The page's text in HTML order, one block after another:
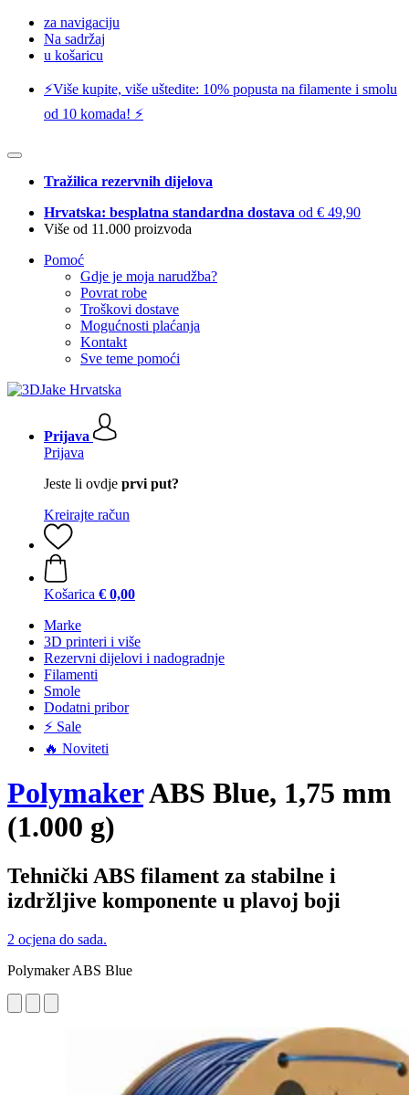
za navigaciju
Na sadržaj
u košaricu
⚡️Više kupite, više uštedite: 10% popusta na filamente i smolu
od 10 komada! ⚡️
Tražilica rezervnih dijelova
Hrvatska: besplatna standardna dostava od € 49,90
Više od 11.000 proizvoda
Pomoć
Gdje je moja narudžba?
Povrat robe
Troškovi dostave
Mogućnosti plaćanja
Kontakt
Sve teme pomoći
Prijava
Prijava
Jeste li ovdje prvi put?
Kreirajte račun
Košarica € 0,00
Marke
3D printeri i više
Rezervni dijelovi i nadogradnje
Filamenti
Smole
Dodatni pribor
⚡ Sale
🔥 Noviteti
PolymakerABS Blue, 1,75 mm
(1.000 g)
Tehnički ABS filament za stabilne i
izdržljive komponente u plavoj boji
2 ocjena do sada.
Polymaker ABS Blue